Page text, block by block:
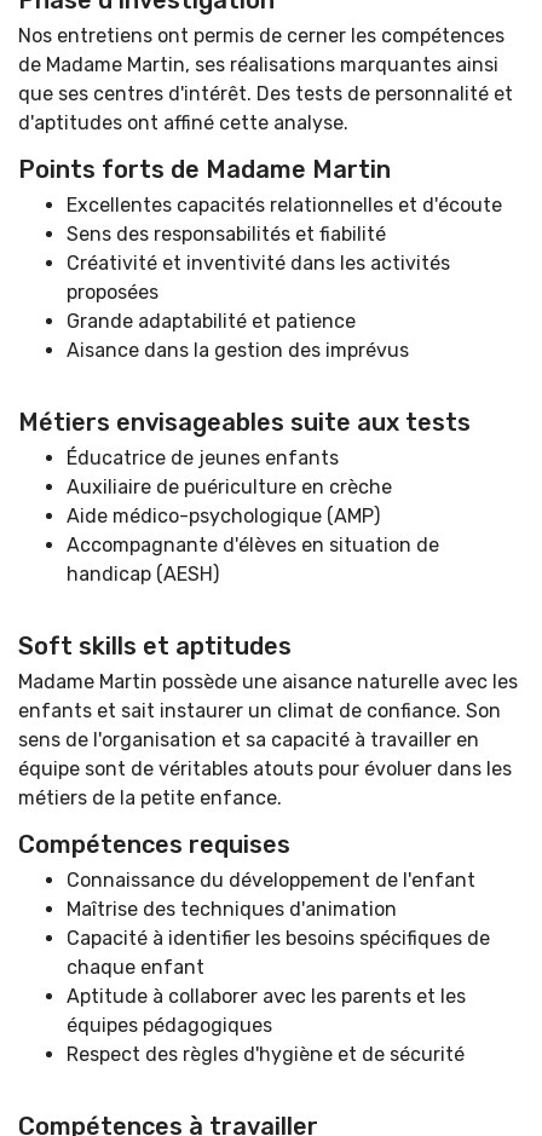
Nos entretiens ont permis de cerner les compétences
de Madame Martin, ses réalisations marquantes ainsi
que ses centres d'intérêt. Des tests de personnalité et
d'aptitudes ont affiné cette analyse.
Points forts de Madame Martin
Excellentes capacités relationnelles et d'écoute
Sens des responsabilités et fiabilité
Créativité et inventivité dans les activités
proposées
Grande adaptabilité et patience
Aisance dans la gestion des imprévus
Métiers envisageables suite aux tests
Éducatrice de jeunes enfants
Auxiliaire de puériculture en crèche
Aide médico-psychologique (AMP)
Accompagnante d'élèves en situation de
handicap (AESH)
Soft skills et aptitudes
Madame Martin possède une aisance naturelle avec les
enfants et sait instaurer un climat de confiance. Son
sens de l'organisation et sa capacité à travailler en
équipe sont de véritables atouts pour évoluer dans les
métiers de la petite enfance.
Compétences requises
Connaissance du développement de l'enfant
Maîtrise des techniques d'animation
Capacité à identifier les besoins spécifiques de
chaque enfant
Aptitude à collaborer avec les parents et les
équipes pédagogiques
Respect des règles d'hygiène et de sécurité
Compétences à travailler